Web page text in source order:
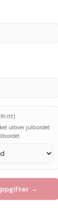
utöver julbordet.
→